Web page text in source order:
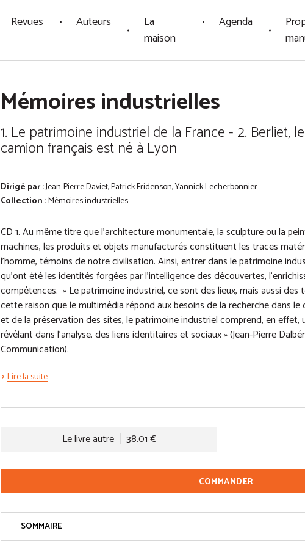
Revues Auteurs
La
maison
Agenda
Mémoires industrielles
1. Le patrimoine industriel de la France - 2. Berliet, le
camion français est né à Lyon
Dirigé par :Jean-Pierre Daviet, Patrick Fridenson, Yannick Lecherbonnier
Collection :Mémoires industrielles
CD 1. Au même titre que l’architecture monumentale, la sculpture ou la
machines, les produits et objets manufacturés constituent les traces
l’homme, témoins de notre civilisation. Ainsi, entrer dans le patrimoine
qu’ont été les identités forgées par l’intelligence des découvertes,
compétences. » Le patrimoine industriel, ce sont des lieux, mais aussi des
cette raison que le multimédia répond aux besoins de la recherche dans
et de la préservation des sites, le patrimoine industriel comprend, en effet,
révélant dans l’analyse, des liens identitaires et sociaux » (Jean-Pierre
Communication).
Lire la suite
Le livre autre 38.01 €
COMMANDER
SOMMAIRE